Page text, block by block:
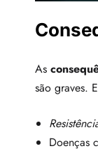
As
são graves.
Doenças